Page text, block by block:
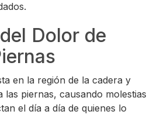
Dolor de
en la región de la cadera y
las piernas, causando molestias
el día a día de quienes lo